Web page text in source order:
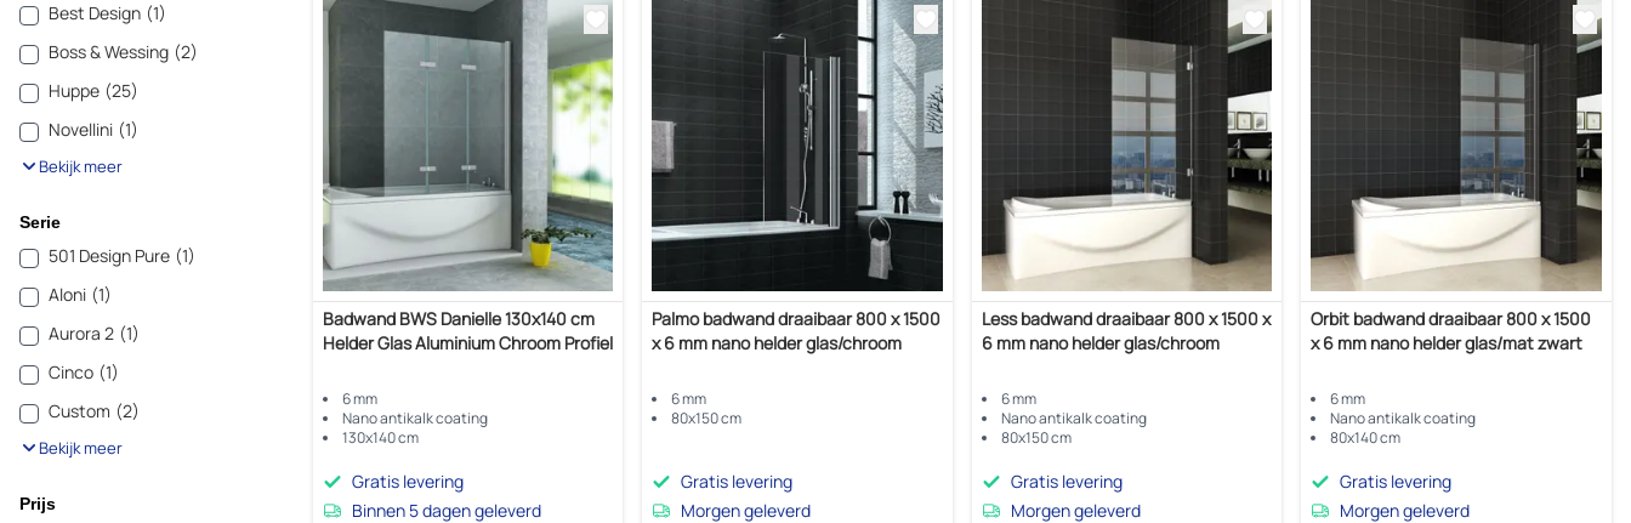
Best Design (1)
Boss & Wessing (2)
Huppe (25)
Novellini (1)
Bekijk meer
Serie
501 Design Pure (1)
Aloni (1)
Aurora 2 (1)
Cinco (1)
Custom (2)
Bekijk meer
Prijs
Badwand BWS Danielle 130x140 cm
Helder Glas Aluminium Chroom Profiel
6 mm
Nano antikalk coating
130x140 cm
Gratis levering
Binnen 5 dagen geleverd
Palmo badwand draaibaar 800 x 1500
x 6 mm nano helder glas/chroom
6 mm
80x150 cm
Gratis levering
Morgen geleverd
Less badwand draaibaar 800 x 1500 x
6 mm nano helder glas/chroom
6 mm
Nano antikalk coating
80x150 cm
Gratis levering
Morgen geleverd
Orbit badwand draaibaar 800 x 1500
x 6 mm nano helder glas/mat zwart
6 mm
Nano antikalk coating
80x140 cm
Gratis levering
Morgen geleverd